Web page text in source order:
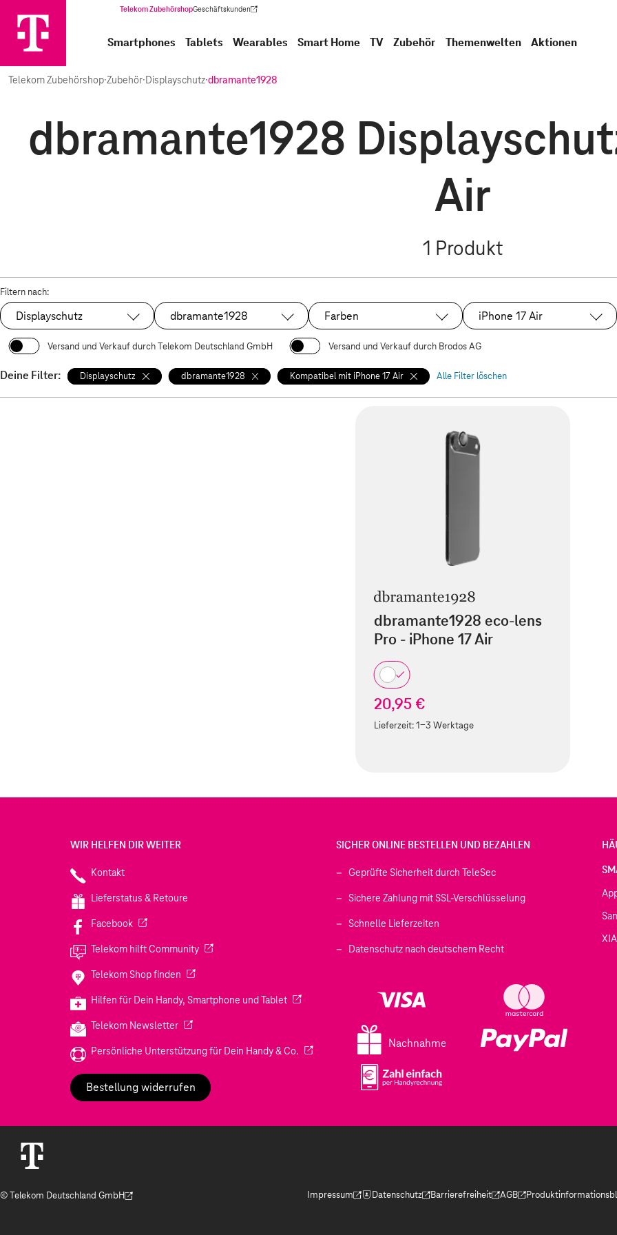
Telekom ZubehörshopGeschäftskunden
(Wird in einem neuen Tab geöffnet)
Smartphones Tablets Wearables Smart Home TV Zubehör Themenwelten Aktionen
Telekom Zubehörshop·Zubehör·Displayschutz·dbramante1928
dbramante1928
Air
1 Produkt
Filtern nach:
Ausgewählt:
Displayschutz Ausgewählt:
dbramante1928 Farben Ausgewählt:
iPhone 17 Air
Versand und Verkauf durch Telekom Deutschland GmbH Versand und Verkauf durch Brodos AG
Deine Filter: Displayschutz dbramante1928 Kompatibel mit iPhone 17 Air Alle Filter löschen
dbramante1928 eco-lens
Pro - iPhone 17 Air
20,95 €
Lieferzeit:1-3 Werktage
WIR HELFEN DIR WEITER
Kontakt
Lieferstatus & Retoure
Facebook(Wird in einem neuen Tab geöffnet)
Telekom hilft Community(Wird in einem neuen Tab geöffnet)
Telekom Shop finden (Wird in einem neuen Tab geöffnet)
Hilfen für Dein Handy, Smartphone und Tablet(Wird in einem neuen Tab geöffnet)
Telekom Newsletter(Wird in einem neuen Tab geöffnet)
Persönliche Unterstützung für Dein Handy & Co. (Wird in einem neuen Tab geöffnet)
Bestellung widerrufen
SICHER ONLINE BESTELLEN UND BEZAHLEN
Geprüfte Sicherheit durch TeleSec
Sichere Zahlung mit SSL-Verschlüsselung
Schnelle Lieferzeiten
Datenschutz nach deutschem Recht
Nachnahme
© Telekom Deutschland GmbH
(Der Link wird in einem neuen Tab geöffnet)
Impressum
(Der Link wird in einem neuen Tab geöffnet)
Datenschutz
(Der Link wird in einem neuen Tab geöffnet)
Barrierefreiheit
(Der Link wird in einem neuen Tab geöffnet)
AGB
(Der Link wird in einem
(Der Link wird in